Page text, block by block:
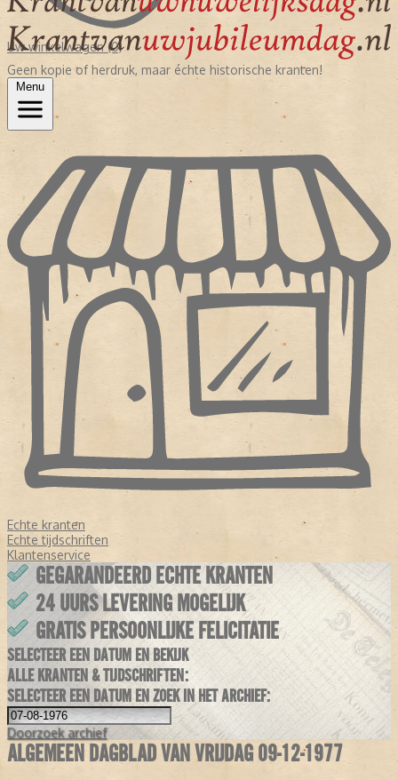
Uw winkelwagen (0)
Geen kopie of herdruk, maar échte historische kranten!
Menu
Echte kranten
Echte tijdschriften
Klantenservice
GEGARANDEERD ECHTE KRANTEN
24 UURS LEVERING MOGELIJK
GRATIS PERSOONLIJKE FELICITATIE
SELECTEER EEN DATUM EN BEKIJK
ALLE KRANTEN & TIJDSCHRIFTEN:
SELECTEER EEN DATUM EN ZOEK IN HET ARCHIEF:
Doorzoek archief
ALGEMEEN DAGBLAD VAN VRIJDAG 09-12-1977